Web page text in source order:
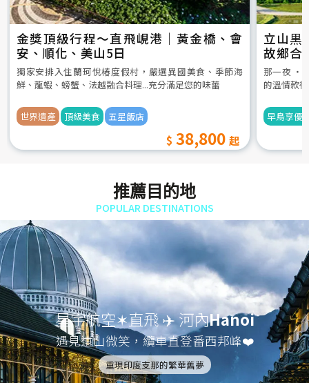
金獎頂級行程～直飛峴港｜黃金橋、會
安、順化、美山5日
獨家安排入住蘭珂悅椿度假村，嚴選異國美食、季節海
鮮、龍蝦、螃蟹、法越融合料理...充分滿足您的味蕾
世界遺產 頂級美食 五星飯店
38,800
立山黒
故鄉合
5日
那一夜 ‧
的溫情款
早鳥享優
推薦目的地
POPULAR DESTINATIONS
星宇航空✶直飛 ✈️ 河內Hanoi
遇見遠山微笑，纜車直登番西邦峰❤️
重現印度支那的繁華舊夢